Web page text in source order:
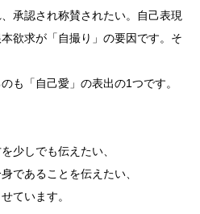
承認され称賛されたい。自己表現
欲求が「自撮り」の要因です。そ
も「自己愛」の表出の1つです。
少しでも伝えたい、
であることを伝えたい、
ています。